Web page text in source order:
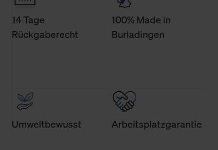
14 Tage
Rückgaberecht
100% Made in
Burladingen
Umweltbewusst Arbeitsplatzgarantie